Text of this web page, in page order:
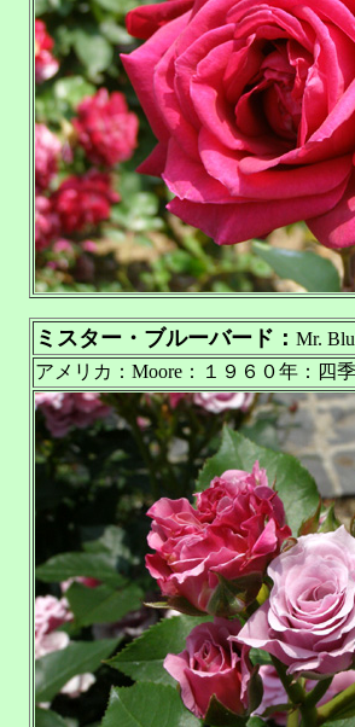
ミスター・ブルーバード： Mr.
アメリカ：Moore：１９６０年：四